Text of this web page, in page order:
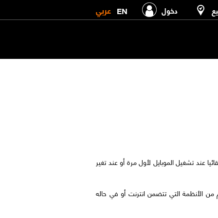
دخول EN عربي
عند تشغيل الموبايل لأول مرة أو عند تغير
الأنظمة التي تتضمن انترنت أو في حاله